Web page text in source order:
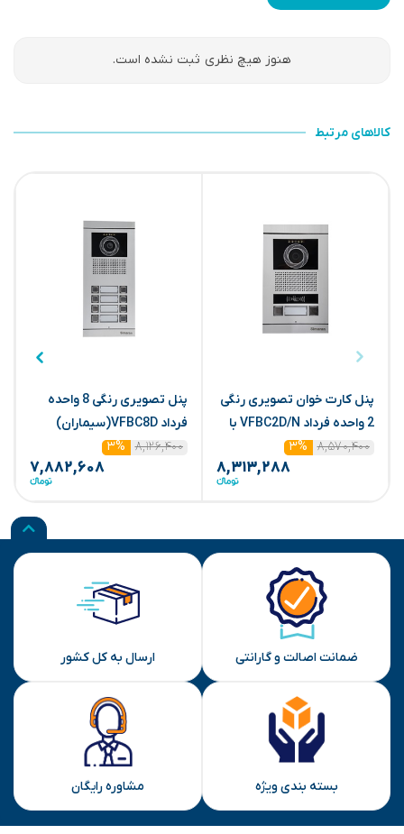
هنوز هیچ نظری ثبت نشده است.
کالاهای مرتبط
پنل کارت خوان تصویری رنگی
2 واحده فرداد VFBC2D/N با
ماژول(سیماران)
۸,۵۷۰,۴۰۰ ۳%
۸,۳۱۳,۲۸۸
پنل تصویری رنگی 8 واحده
فرداد VFBC8D(سیماران)
۸,۱۲۶,۴۰۰
۳%
۷,۸۸۲,۶۰۸
ضمانت اصالت و گارانتی ارسال به کل کشور
بسته بندی ویژه مشاوره رایگان